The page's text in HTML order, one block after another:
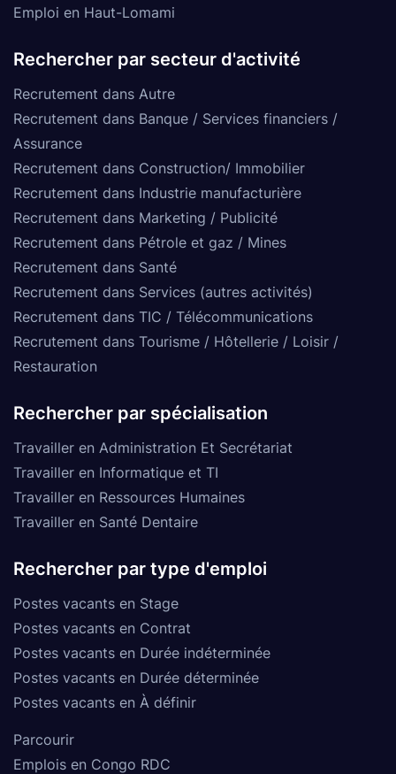
Emploi en Haut-Lomami
Rechercher par secteur d'activité
Recrutement dans Autre
Recrutement dans Banque / Services financiers /
Assurance
Recrutement dans Construction/ Immobilier
Recrutement dans Industrie manufacturière
Recrutement dans Marketing / Publicité
Recrutement dans Pétrole et gaz / Mines
Recrutement dans Santé
Recrutement dans Services (autres activités)
Recrutement dans TIC / Télécommunications
Recrutement dans Tourisme / Hôtellerie / Loisir /
Restauration
Rechercher par spécialisation
Travailler en Administration Et Secrétariat
Travailler en Informatique et TI
Travailler en Ressources Humaines
Travailler en Santé Dentaire
Rechercher par type d'emploi
Postes vacants en Stage
Postes vacants en Contrat
Postes vacants en Durée indéterminée
Postes vacants en Durée déterminée
Postes vacants en À définir
Parcourir
Emplois en Congo RDC